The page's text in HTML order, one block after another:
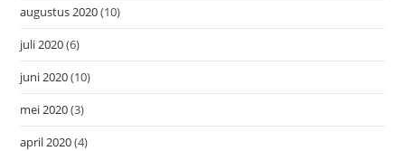
augustus 2020(10)
juli 2020(6)
juni 2020(10)
mei 2020(3)
april 2020(4)